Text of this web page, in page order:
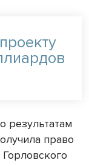
результатам
право